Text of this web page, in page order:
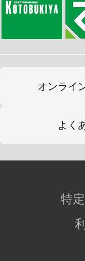
オンライ
よく
特